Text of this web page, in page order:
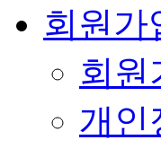
회원가
회원
개인